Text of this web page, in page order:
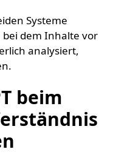
Systeme
dem Inhalte vor
analysiert,
beim